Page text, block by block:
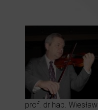
prof. dr hab. Wiesław